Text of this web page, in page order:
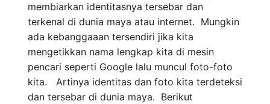
membiarkan identitasnya tersebar dan
terkenal di dunia maya atau internet. Mungkin
ada kebanggaaan tersendiri jika kita
mengetikkan nama lengkap kita di mesin
pencari seperti Google lalu muncul foto-foto
kita. Artinya identitas dan foto kita terdeteksi
dan tersebar di dunia maya. Berikut